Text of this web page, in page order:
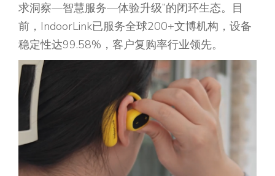
求洞察—智慧服务—体验升级”的闭环生态。目
前，IndoorLink已服务全球200+文博机构，设备
稳定性达99.58%，客户复购率行业领先。